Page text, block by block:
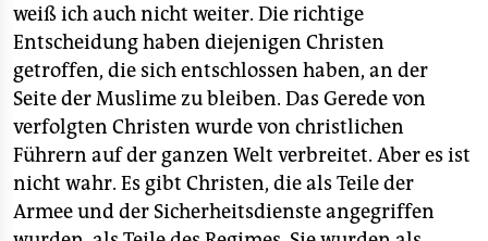
weiß ich auch nicht weiter. Die richtige
Entscheidung haben diejenigen Christen
getroffen, die sich entschlossen haben, an der
Seite der Muslime zu bleiben. Das Gerede von
verfolgten Christen wurde von christlichen
Führern auf der ganzen Welt verbreitet. Aber es ist
nicht wahr. Es gibt Christen, die als Teile der
Armee und der Sicherheitsdienste angegriffen